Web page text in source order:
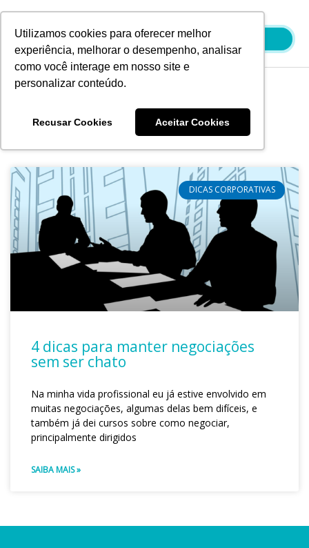
Utilizamos cookies para oferecer melhor
experiência, melhorar o desempenho, analisar
como você interage em nosso site e
personalizar conteúdo.
Recusar Cookies Aceitar Cookies
conteúdo
Blog
DICAS CORPORATIVAS
4 dicas para manter negociações
sem ser chato
Na minha vida profissional eu já estive envolvido em
muitas negociações, algumas delas bem difíceis, e
também já dei cursos sobre como negociar,
principalmente dirigidos
SAIBA MAIS »